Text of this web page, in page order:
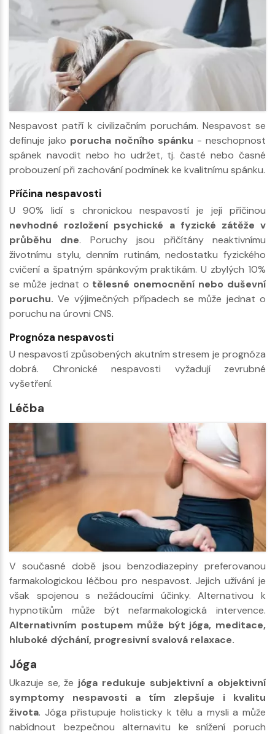
Nespavost patří k civilizačním poruchám. Nespavost se
definuje jako porucha nočního spánku - neschopnost
spánek navodit nebo ho udržet, tj. časté nebo časné
probouzení při zachování podmínek ke kvalitnímu spánku.
Příčina nespavosti
U 90% lidí s chronickou nespavostí je její příčinou
nevhodné rozložení psychické a fyzické zátěže v
průběhu dne. Poruchy jsou přičítány neaktivnímu
životnímu stylu, denním rutinám, nedostatku fyzického
cvičení a špatným spánkovým praktikám. U zbylých 10%
se může jednat o tělesné onemocnění nebo duševní
poruchu. Ve výjimečných případech se může jednat o
poruchu na úrovni CNS.
Prognóza nespavosti
U nespavostí způsobených akutním stresem je prognóza
dobrá. Chronické nespavosti vyžadují zevrubné
vyšetření.
Léčba
V současné době jsou benzodiazepiny preferovanou
farmakologickou léčbou pro nespavost. Jejich užívání je
však spojenou s nežádoucími účinky. Alternativou k
hypnotikům může být nefarmakologická intervence.
Alternativním postupem může být jóga, meditace,
hluboké dýchání, progresivní svalová relaxace.
Jóga
Ukazuje se, že jóga redukuje subjektivní a objektivní
symptomy nespavosti a tím zlepšuje i kvalitu
života. Jóga přistupuje holisticky k tělu a mysli a může
nabídnout bezpečnou alternavitu ke snížení poruch